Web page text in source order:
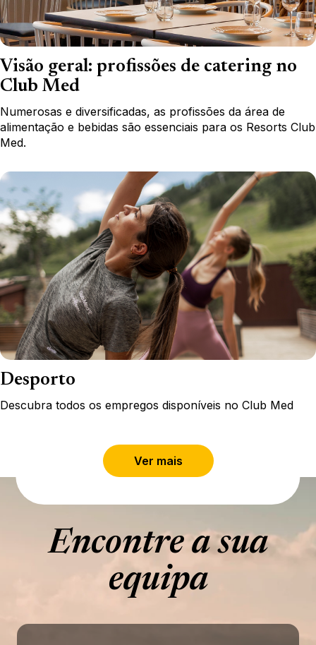
Visão geral: profissões de catering no
Club Med
Numerosas e diversificadas, as profissões da área de
alimentação e bebidas são essenciais para os Resorts Club
Med.
Desporto
Descubra todos os empregos disponíveis no Club Med
Ver mais
Encontre a sua
equipa